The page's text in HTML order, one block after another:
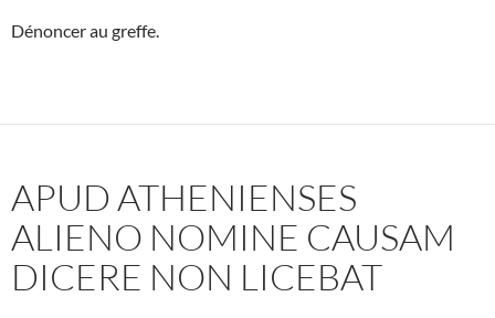
Dénoncer au greffe.
APUD ATHENIENSES
ALIENO NOMINE CAUSAM
DICERE NON LICEBAT